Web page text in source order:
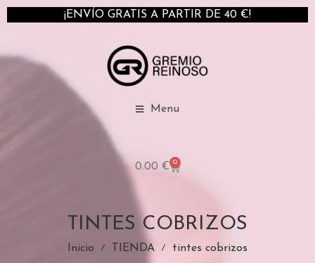
0.00 € 0
Menu
¡ENVÍO GRATIS A PARTIR DE 40 €!
TINTES COBRIZOS
Inicio TIENDA tintes cobrizos